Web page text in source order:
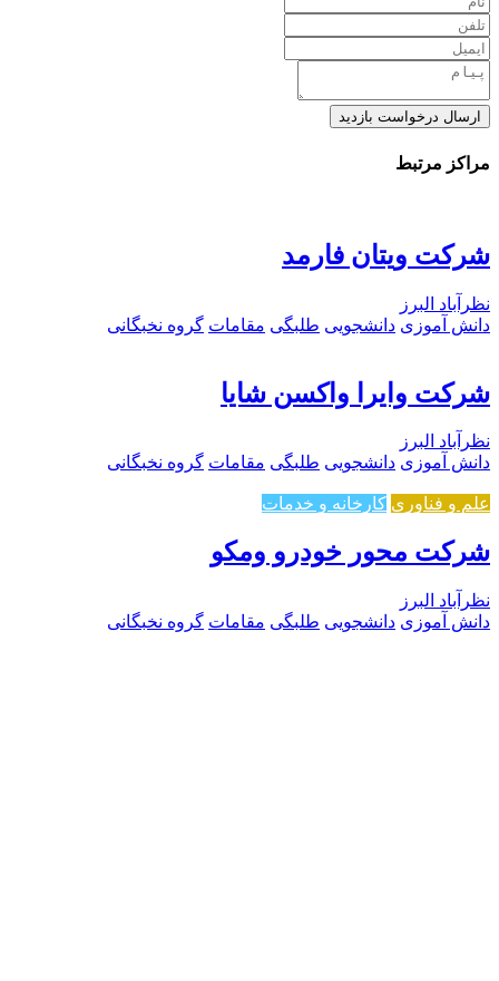
ارسال درخواست بازدید
مراکز مرتبط
شرکت ویتان فارمد
نظرآباد البرز
دانش آموزی دانشجویی طلبگی مقامات گروه نخبگانی
شرکت وایرا واکسن شایا
نظرآباد البرز
دانش آموزی دانشجویی طلبگی مقامات گروه نخبگانی
علم و فناوری کارخانه و خدمات
شرکت محور خودرو ومکو
نظرآباد البرز
دانش آموزی دانشجویی طلبگی مقامات گروه نخبگانی